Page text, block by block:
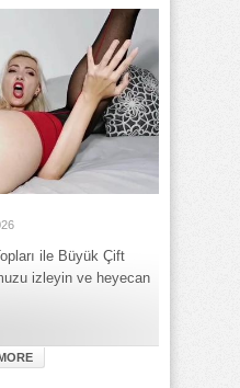
ile Büyük Çift
izleyin ve heyecan